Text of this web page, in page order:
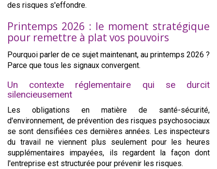
des risques s'effondre.
Printemps 2026 : le moment stratégique
pour remettre à plat vos pouvoirs
Pourquoi parler de ce sujet maintenant, au printemps 2026 ?
Parce que tous les signaux convergent.
Un contexte réglementaire qui se durcit
silencieusement
Les obligations en matière de santé-sécurité,
d'environnement, de prévention des risques psychosociaux
se sont densifiées ces dernières années. Les inspecteurs
du travail ne viennent plus seulement pour les heures
supplémentaires impayées, ils regardent la façon dont
l'entreprise est structurée pour prévenir les risques.